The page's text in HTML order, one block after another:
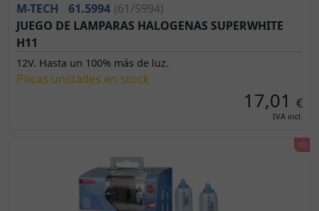
M-TECH 61.5994 (61/5994)
JUEGO DE LAMPARAS HALOGENAS SUPERWHITE
H11
12V. Hasta un 100% más de luz.
Pocas unidades en stock
17,01 €
IVA incl.